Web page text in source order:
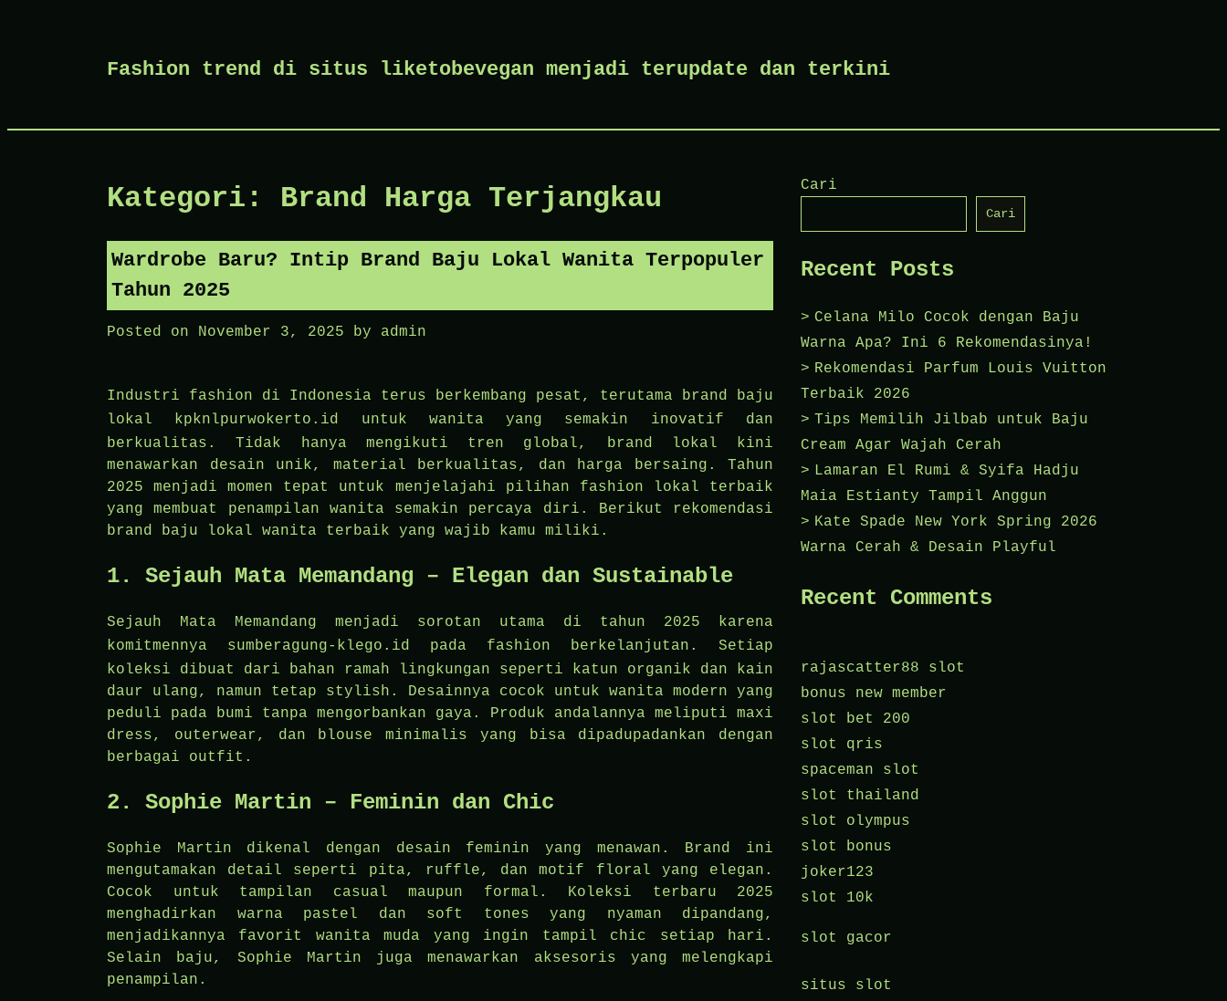
Fashion trend di situs liketobevegan menjadi terupdate dan terkini
Kategori: Brand Harga Terjangkau
Wardrobe Baru? Intip Brand Baju Lokal Wanita Terpopuler
Tahun 2025
Posted on November 3, 2025 by admin
Industri fashion di Indonesia terus berkembang pesat, terutama brand baju
lokal kpknlpurwokerto.id untuk wanita yang semakin inovatif dan
berkualitas. Tidak hanya mengikuti tren global, brand lokal kini
menawarkan desain unik, material berkualitas, dan harga bersaing. Tahun
2025 menjadi momen tepat untuk menjelajahi pilihan fashion lokal terbaik
yang membuat penampilan wanita semakin percaya diri. Berikut rekomendasi
brand baju lokal wanita terbaik yang wajib kamu miliki.
1. Sejauh Mata Memandang – Elegan dan Sustainable
Sejauh Mata Memandang menjadi sorotan utama di tahun 2025 karena
komitmennya sumberagung-klego.id pada fashion berkelanjutan. Setiap
koleksi dibuat dari bahan ramah lingkungan seperti katun organik dan kain
daur ulang, namun tetap stylish. Desainnya cocok untuk wanita modern yang
peduli pada bumi tanpa mengorbankan gaya. Produk andalannya meliputi maxi
dress, outerwear, dan blouse minimalis yang bisa dipadupadankan dengan
berbagai outfit.
2. Sophie Martin – Feminin dan Chic
Sophie Martin dikenal dengan desain feminin yang menawan. Brand ini
mengutamakan detail seperti pita, ruffle, dan motif floral yang elegan.
Cocok untuk tampilan casual maupun formal. Koleksi terbaru 2025
menghadirkan warna pastel dan soft tones yang nyaman dipandang,
menjadikannya favorit wanita muda yang ingin tampil chic setiap hari.
Selain baju, Sophie Martin juga menawarkan aksesoris yang melengkapi
penampilan.
Cari
Cari
Recent Posts
Celana Milo Cocok dengan Baju
Warna Apa? Ini 6 Rekomendasinya!
Rekomendasi Parfum Louis Vuitton
Terbaik 2026
Tips Memilih Jilbab untuk Baju
Cream Agar Wajah Cerah
Lamaran El Rumi & Syifa Hadju
Maia Estianty Tampil Anggun
Kate Spade New York Spring 2026
Warna Cerah & Desain Playful
Recent Comments
rajascatter88 slot
bonus new member
slot bet 200
slot qris
spaceman slot
slot thailand
slot olympus
slot bonus
joker123
slot 10k
slot gacor
situs slot